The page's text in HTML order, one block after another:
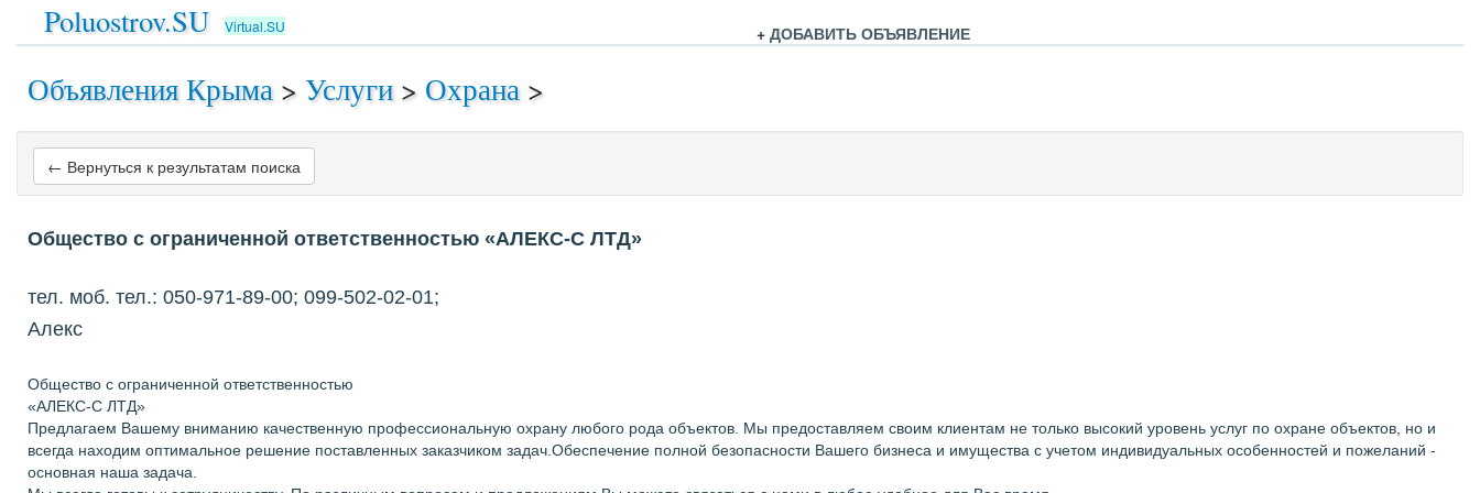
Poluostrov.SU Virtual.SU + ДОБАВИТЬ ОБЪЯВЛЕНИЕ
Объявления Крыма > Услуги > Охрана >
← Вернуться к результатам поиска
Общество с ограниченной ответственностью «АЛЕКС-С ЛТД»
тел. моб. тел.: 050-971-89-00; 099-502-02-01;
Алекс
Общество с ограниченной ответственностью
«АЛЕКС-С ЛТД»
Предлагаем Вашему вниманию качественную профессиональную охрану любого рода объектов. Мы предоставляем своим клиентам не только высокий уровень услуг по охране объектов, но и
всегда находим оптимальное решение поставленных заказчиком задач.Обеспечение полной безопасности Вашего бизнеса и имущества с учетом индивидуальных особенностей и пожеланий -
основная наша задача.